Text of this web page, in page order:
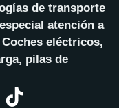
de transporte
atención a
eléctricos,
pilas de